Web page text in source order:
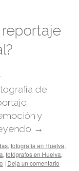
de
y
→
, fotografía en Huelva,
, fotógrafos en Huelva,
| Deja un comentario